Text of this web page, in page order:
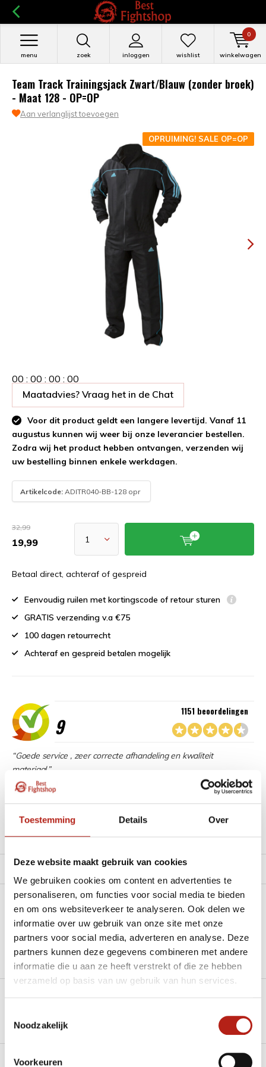
Toestemming Details Over
Deze website maakt gebruik van cookies
We gebruiken cookies om content en advertenties te
personaliseren, om functies voor social media te bieden
en om ons websiteverkeer te analyseren. Ook delen we
informatie over uw gebruik van onze site met onze
partners voor social media, adverteren en analyse. Deze
partners kunnen deze gegevens combineren met andere
informatie die u aan ze heeft verstrekt of die ze hebben
verzameld op basis van uw gebruik van hun services.
Noodzakelijk
Voorkeuren
zoek inloggen
menu wishlist winkelwagen
0
Team Track Trainingsjack Zwart/Blauw (zonder broek)
- Maat 128 - OP=OP
Aan verlanglijst toevoegen
OPRUIMING! SALE OP=OP
00 : 00 : 00 : 00
Maatadvies? Vraag het in de Chat
Voor dit product geldt een langere levertijd. Vanaf 11
augustus kunnen wij weer bij onze leverancier bestellen.
Zodra wij het product hebben ontvangen, verzenden wij
uw bestelling binnen enkele werkdagen.
Artikelcode: ADITR040-BB-128 opr
32,99
19,99
Betaal direct, achteraf of gespreid
Eenvoudig ruilen met kortingscode of retour sturen
GRATIS verzending v.a €75
100 dagen retourrecht
Achteraf en gespreid betalen mogelijk
9
1151 beoordelingen
“Goede service , zeer correcte afhandeling en kwaliteit
materiaal.”
Beschikbaar in de volgende varianten:
Productomschrijving
Product tags
Heb je een vraag over dit product?
Stel je vraag in de Chat voor een snel antwoord 24/7
Stel je vraag
Groot aantal nodig?
Reviews
Levering en retour